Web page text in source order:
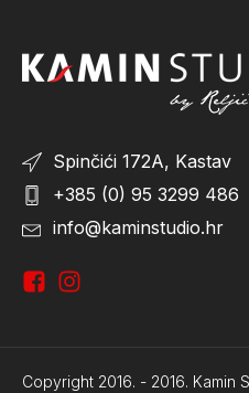
Spinčići 172A, Kastav
+385 (0) 95 3299 486
info@kaminstudio.hr
Copyright 2016. - 2016. Kamin